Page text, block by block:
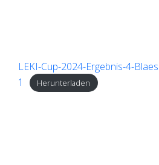
LEKI-Cup-2024-Ergebnis-4-
1
Herunterladen